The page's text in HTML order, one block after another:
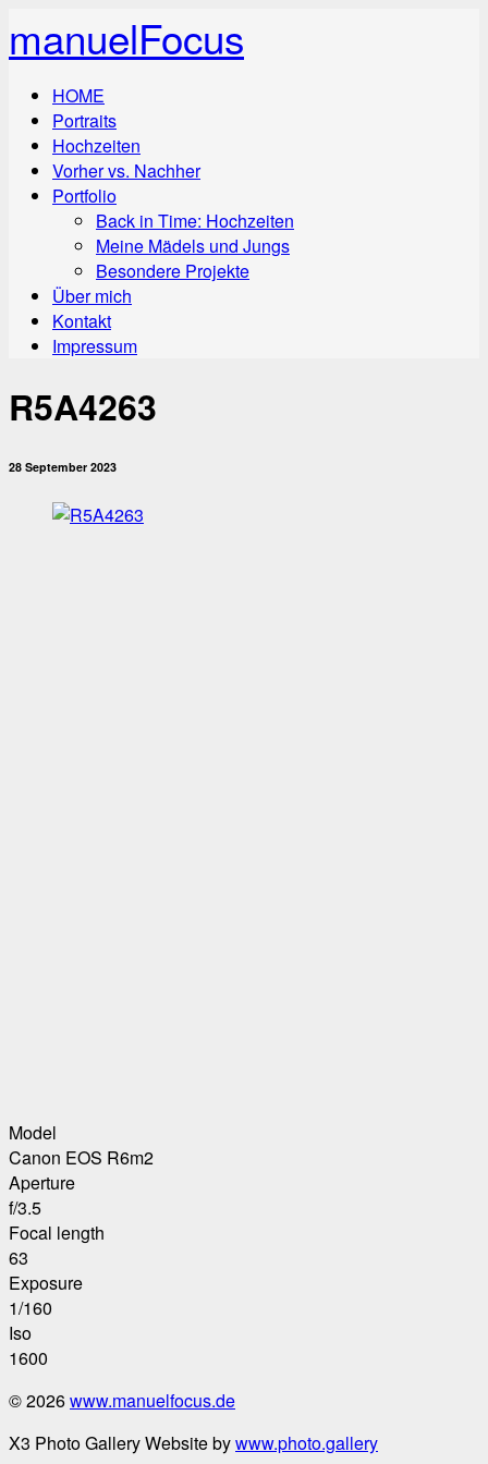
manuelFocus
HOME
Portraits
Hochzeiten
Vorher vs. Nachher
Portfolio
Back in Time: Hochzeiten
Meine Mädels und Jungs
Besondere Projekte
Über mich
Kontakt
Impressum
R5A4263
28 September 2023
Model
Canon EOS R6m2
Aperture
f/3.5
Focal length
63
Exposure
1/160
Iso
1600
© 2026www.manuelfocus.de
X3 Photo Gallery Website bywww.photo.gallery